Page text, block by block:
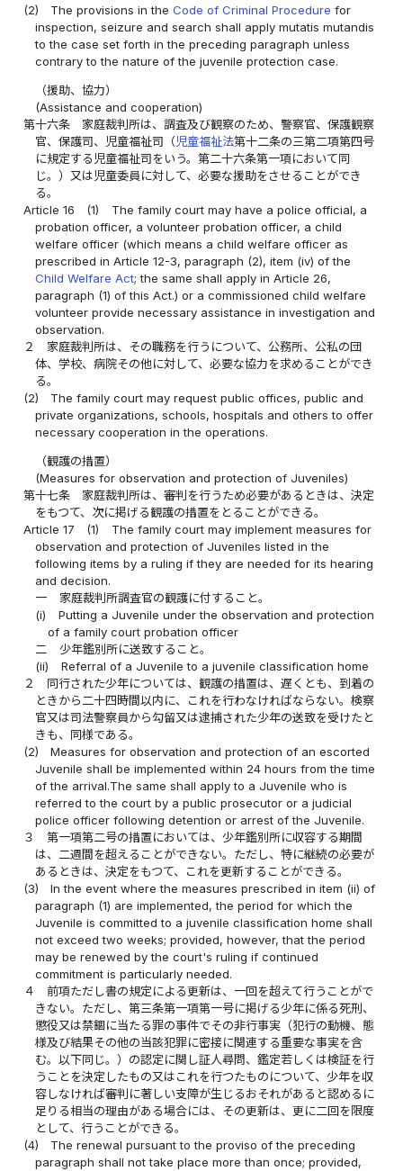
(2)
The provisions in theCode of Criminal Procedure for
inspection, seizure and search shall apply mutatis mutandis
to the case set forth in the preceding paragraph unless
contrary to the nature of the juvenile protection case.
（援助、協力）
(Assistance and cooperation)
第十六条
家庭裁判所は、調査及び観察のため、警察官、保護観察
官、保護司、児童福祉司（児童福祉法第十二条の三第二項第四号
に規定する児童福祉司をいう。第二十六条第一項において同
じ。）又は児童委員に対して、必要な援助をさせることができ
る。
Article 16
(1)
The family court may have a police official, a
probation officer, a volunteer probation officer, a child
welfare officer (which means a child welfare officer as
prescribed in Article 12-3, paragraph (2), item (iv) of the
Child Welfare Act; the same shall apply in Article 26,
paragraph (1) of this Act.) or a commissioned child welfare
volunteer provide necessary assistance in investigation and
observation.
２
家庭裁判所は、その職務を行うについて、公務所、公私の団
体、学校、病院その他に対して、必要な協力を求めることができ
る。
(2)
The family court may request public offices, public and
private organizations, schools, hospitals and others to offer
necessary cooperation in the operations.
（観護の措置）
(Measures for observation and protection of Juveniles)
第十七条
家庭裁判所は、審判を行うため必要があるときは、決定
をもつて、次に掲げる観護の措置をとることができる。
Article 17
(1)
The family court may implement measures for
observation and protection of Juveniles listed in the
following items by a ruling if they are needed for its hearing
and decision.
一
家庭裁判所調査官の観護に付すること。
(i)
Putting a Juvenile under the observation and protection
of a family court probation officer
二
少年鑑別所に送致すること。
(ii)
Referral of a Juvenile to a juvenile classification home
２
同行された少年については、観護の措置は、遅くとも、到着の
ときから二十四時間以内に、これを行わなければならない。検察
官又は司法警察員から勾留又は逮捕された少年の送致を受けたと
きも、同様である。
(2)
Measures for observation and protection of an escorted
Juvenile shall be implemented within 24 hours from the time
of the arrival.The same shall apply to a Juvenile who is
referred to the court by a public prosecutor or a judicial
police officer following detention or arrest of the Juvenile.
３
第一項第二号の措置においては、少年鑑別所に収容する期間
は、二週間を超えることができない。ただし、特に継続の必要が
あるときは、決定をもつて、これを更新することができる。
(3)
In the event where the measures prescribed in item (ii) of
paragraph (1) are implemented, the period for which the
Juvenile is committed to a juvenile classification home shall
not exceed two weeks; provided, however, that the period
may be renewed by the court's ruling if continued
commitment is particularly needed.
４
前項ただし書の規定による更新は、一回を超えて行うことがで
きない。ただし、第三条第一項第一号に掲げる少年に係る死刑、
懲役又は禁錮に当たる罪の事件でその非行事実（犯行の動機、態
様及び結果その他の当該犯罪に密接に関連する重要な事実を含
む。以下同じ。）の認定に関し証人尋問、鑑定若しくは検証を行
うことを決定したもの又はこれを行つたものについて、少年を収
容しなければ審判に著しい支障が生じるおそれがあると認めるに
足りる相当の理由がある場合には、その更新は、更に二回を限度
として、行うことができる。
(4)
The renewal pursuant to the proviso of the preceding
paragraph shall not take place more than once; provided,